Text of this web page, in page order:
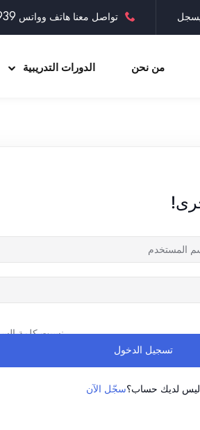
تواصل معنا هاتف وواتس 0097335030939
من نحن الدورات التدريبية
نسيت كلمة
تسجيل الدخول
ليس لديك حساب؟سجّل الآن
Don’t have an account?
Lost your password?